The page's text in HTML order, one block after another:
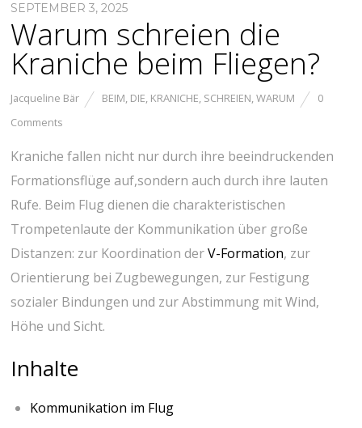
SEPTEMBER 3, 2025
Warum schreien die
Kraniche beim Fliegen?
Jacqueline Bär BEIM, DIE, KRANICHE, SCHREIEN,WARUM
0
Comments
Kraniche fallen nicht⁤ nur durch ihre beeindruckenden
Formationsflüge auf,sondern ⁢auch durch ihre lauten
⁣Rufe. Beim Flug⁤ dienen die charakteristischen
Trompetenlaute der Kommunikation über große‍
Distanzen: zur Koordination der‌V-Formation,⁤ zur
Orientierung bei Zugbewegungen, ‍zur Festigung
sozialer Bindungen ⁣und zur Abstimmung mit Wind,
Höhe und Sicht.
Inhalte
Kommunikation ‌im ‍Flug